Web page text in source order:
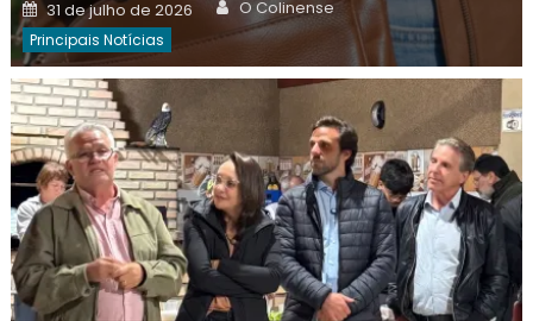
on
31 de julho de 2026 O Colinense
Principais Notícias